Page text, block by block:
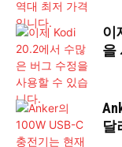
이
을
달